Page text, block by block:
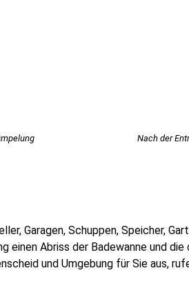
Nach der
Garagen, Schuppen, Speicher,
einen Abriss der Badewanne und die
und Umgebung für Sie aus,